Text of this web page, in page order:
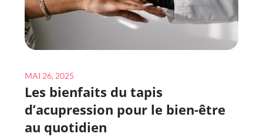
Posted
on
MAI 26, 2025
Les bienfaits du tapis
d’acupression pour le bien-être
au quotidien